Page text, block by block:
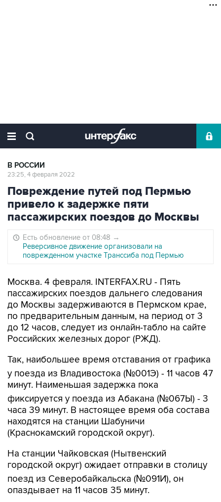
В РОССИИ
23:25, 4 февраля 2022
Повреждение путей под Пермью
привело к задержке пяти
пассажирских поездов до Москвы
Есть обновление от 08:48 →
Реверсивное движение организовали на
поврежденном участке Транссиба под Пермью
Москва. 4 февраля. INTERFAX.RU - Пять
пассажирских поездов дальнего следования
до Москвы задерживаются в Пермском крае,
по предварительным данным, на период от 3
до 12 часов, следует из онлайн-табло на сайте
Российских железных дорог (РЖД).
Так, наибольшее время отставания от графика
у поезда из Владивостока (№001Э) - 11 часов 47
минут. Наименьшая задержка пока
фиксируется у поезда из Абакана (№067Ы) - 3
часа 39 минут. В настоящее время оба состава
находятся на станции Шабуничи
(Краснокамский городской округ).
На станции Чайковская (Нытвенский
городской округ) ожидает отправки в столицу
поезд из Северобайкальска (№091И), он
опаздывает на 11 часов 35 минут.